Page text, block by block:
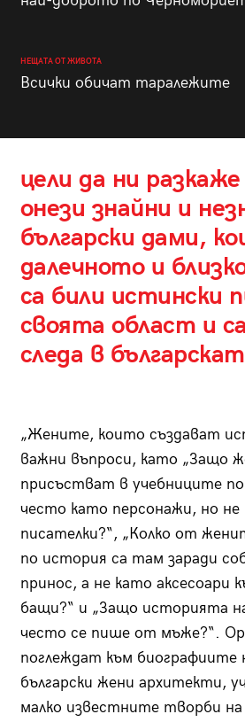
НЕЩАТА ОТ ЖИВОТА
Всички обичат таралежите
цели да ни разкаже
онези знайни и
български дами,
далечното и
са били истински
своята област и
следа в
„Жените, които създават
важни въпроси, като „Защо
присъстват в учебниците
често като персонажи, но не
писателки?“, „Колко от
по история са там заради
принос, а не като аксесоари
бащи?“ и „Защо историята
често се пише от мъже?“.
поглеждат към биографиите
български жени архитекти,
малко известните творби на